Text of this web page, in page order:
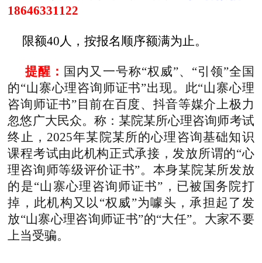
18646331122
限额40人，按报名顺序额满为止。
提醒： 国内又一号称“权威”、“引领”全国
的“山寨心理咨询师证书”出现。此“山寨心理
咨询师证书”目前在百度、抖音等媒介上极力
忽悠广大民众。称：某院某所心理咨询师考试
终止，2025年某院某所的心理咨询基础知识
课程考试由此机构正式承接 ，发放所谓的“心
理咨询师等级评价证书”。本身某院某所发放
的是“山寨心理咨询师证书”，已被国务院打
掉，此机构又以“权威”为噱头 ，承担起了发
放“山寨心理咨询师证书”的“大任”。大家不要
上当受骗。